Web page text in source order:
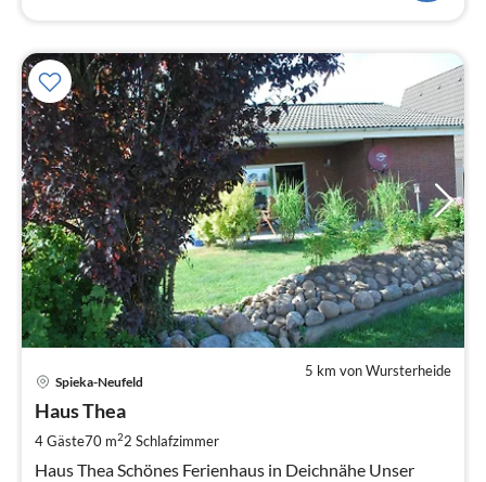
5 km von Wursterheide
Spieka-Neufeld
Haus Thea
4 Gäste70 m22 Schlafzimmer
Haus Thea Schönes Ferienhaus in Deichnähe Unser